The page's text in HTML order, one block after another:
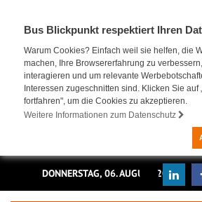
Bus Blickpunkt respektiert Ihren
Warum Cookies? Einfach weil sie helfen, die
machen, Ihre Browsererfahrung zu
interagieren und um relevante
Interessen zugeschnitten sind. Klicken Sie auf
fortfahren", um die Cookies zu akzeptieren.
Weitere Informationen zum Datenschutz
DONNERSTAG, 06. AUGUST 2026